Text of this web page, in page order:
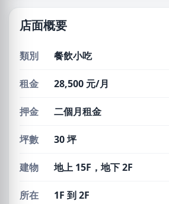
店面概要
類別 餐飲小吃
租金 28,500 元/月
押金 二個月租金
坪數 30 坪
建物 地上 15F，地下 2F
所在 1F 到 2F